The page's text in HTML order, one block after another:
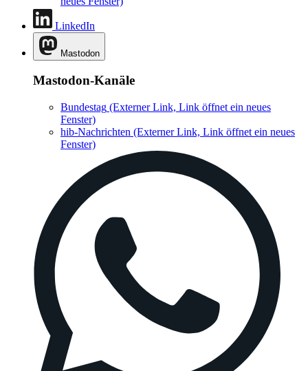
LinkedIn
Mastodon
Mastodon-Kanäle
Bundestag (Externer Link, Link öffnet ein neues
Fenster)
hib-Nachrichten (Externer Link, Link öffnet ein neues
Fenster)